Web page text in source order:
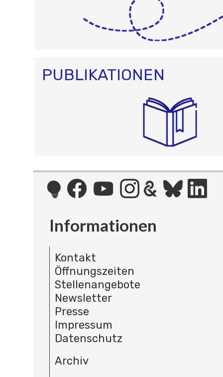
PUBLIKATIONEN
Informationen
Kontakt
Öffnungszeiten
Stellenangebote
Newsletter
Presse
Impressum
Datenschutz
Archiv